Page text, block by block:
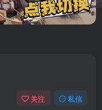
关注 私信